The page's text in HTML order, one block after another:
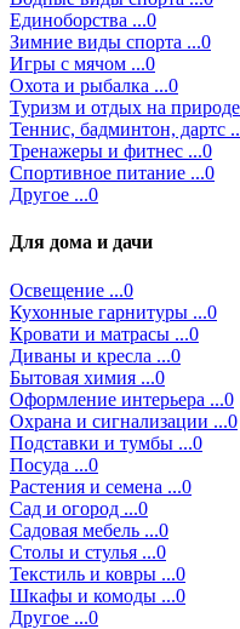
Единоборства ...0
Зимние виды спорта ...0
Игры с мячом ...0
Охота и рыбалка ...0
Туризм и отдых на
Теннис, бадминтон, дартс
Тренажеры и фитнес ...0
Спортивное питание ...0
Другое ...0
Для дома и дачи
Освещение ...0
Кухонные гарнитуры ...0
Кровати и матрасы ...0
Диваны и кресла ...0
Бытовая химия ...0
Оформление интерьера ...0
Охрана и сигнализации ...0
Подставки и тумбы ...0
Посуда ...0
Растения и семена ...0
Сад и огород ...0
Садовая мебель ...0
Столы и стулья ...0
Текстиль и ковры ...0
Шкафы и комоды ...0
Другое ...0